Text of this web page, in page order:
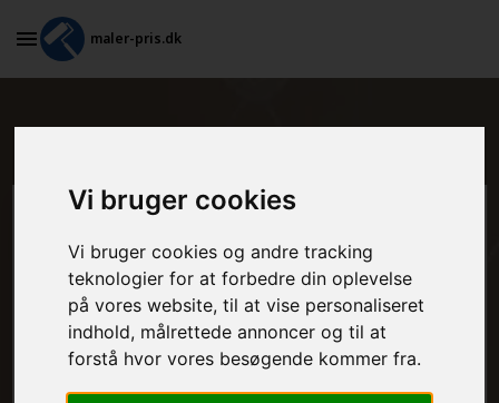
Vi bruger cookies
Vi bruger cookies og andre tracking
teknologier for at forbedre din oplevelse
på vores website, til at vise personaliseret
indhold, målrettede annoncer og til at
forstå hvor vores besøgende kommer fra.
maler-pris.dk
MALEROPGAVER - INDVENDIGT:
MALEROPGAVER - UDVENDIGT: